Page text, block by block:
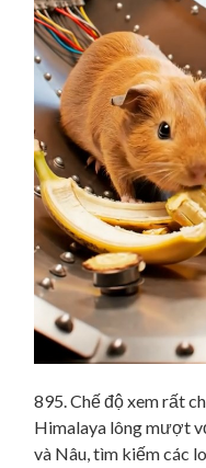
895. Chế độ xem rất
Himalaya lông mượt
và Nâu, tìm kiếm các